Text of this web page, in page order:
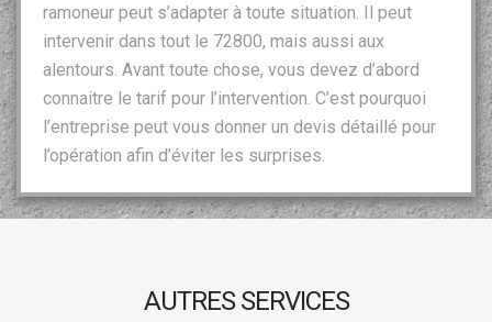
ramoneur peut s’adapter à toute situation. Il peut
intervenir dans tout le 72800, mais aussi aux
alentours. Avant toute chose, vous devez d’abord
connaitre le tarif pour l’intervention. C’est pourquoi
l’entreprise peut vous donner un devis détaillé pour
l’opération afin d’éviter les surprises.
AUTRES SERVICES